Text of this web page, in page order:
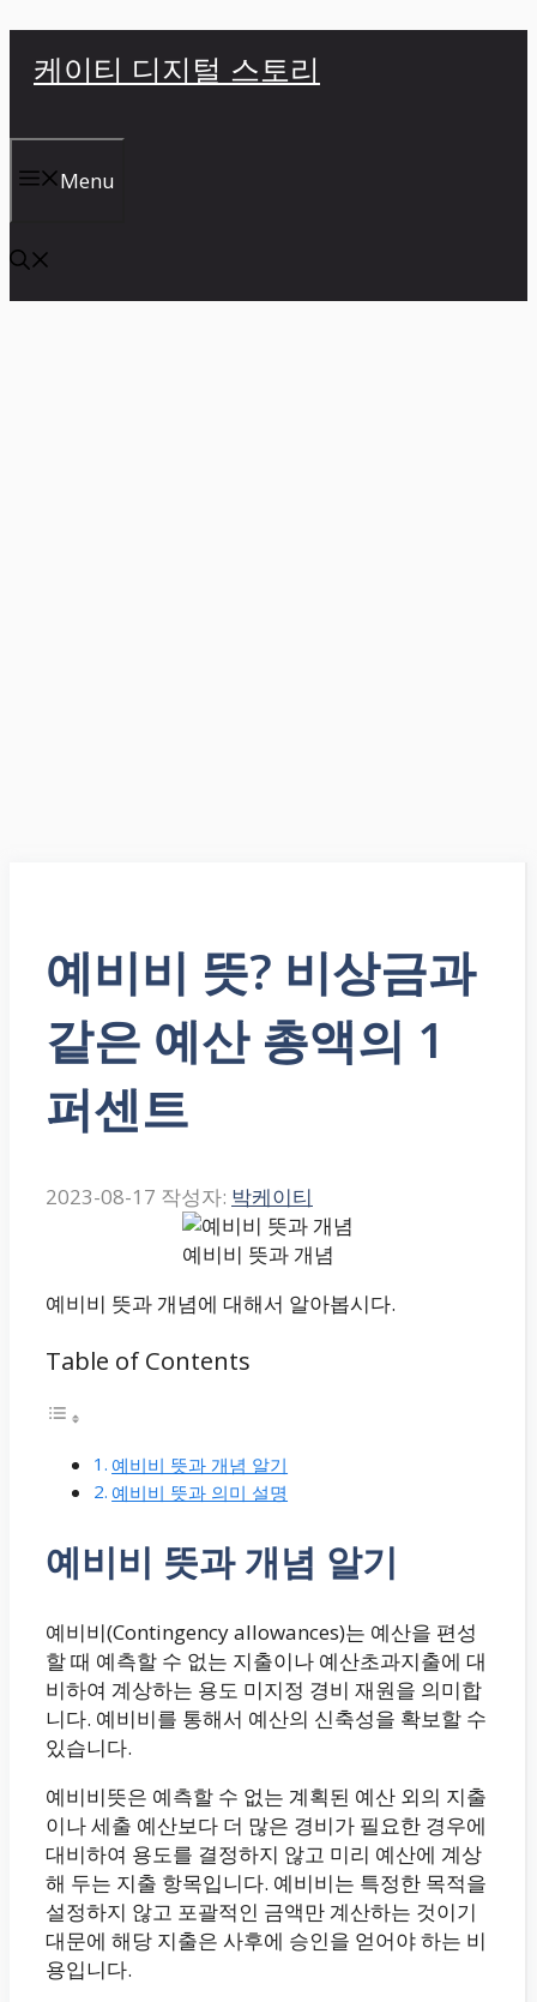
너
뛰
기
케이티 디지털 스토리
Menu
예비비 뜻? 비상금과
같은 예산 총액의 1
퍼센트
2023-08-17 작성자: 박케이티
예비비 뜻과 개념
예비비 뜻과 개념에 대해서 알아봅시다.
Table of Contents
예비비 뜻과 개념 알기
예비비 뜻과 의미 설명
예비비 뜻과 개념 알기
예비비(Contingency allowances)는 예산을 편성
할 때 예측할 수 없는 지출이나 예산초과지출에 대
비하여 계상하는 용도 미지정 경비 재원을 의미합
니다. 예비비를 통해서 예산의 신축성을 확보할 수
있습니다.
예비비뜻은 예측할 수 없는 계획된 예산 외의 지출
이나 세출 예산보다 더 많은 경비가 필요한 경우에
대비하여 용도를 결정하지 않고 미리 예산에 계상
해 두는 지출 항목입니다. 예비비는 특정한 목적을
설정하지 않고 포괄적인 금액만 계산하는 것이기
대문에 해당 지출은 사후에 승인을 얻어야 하는 비
용입니다.